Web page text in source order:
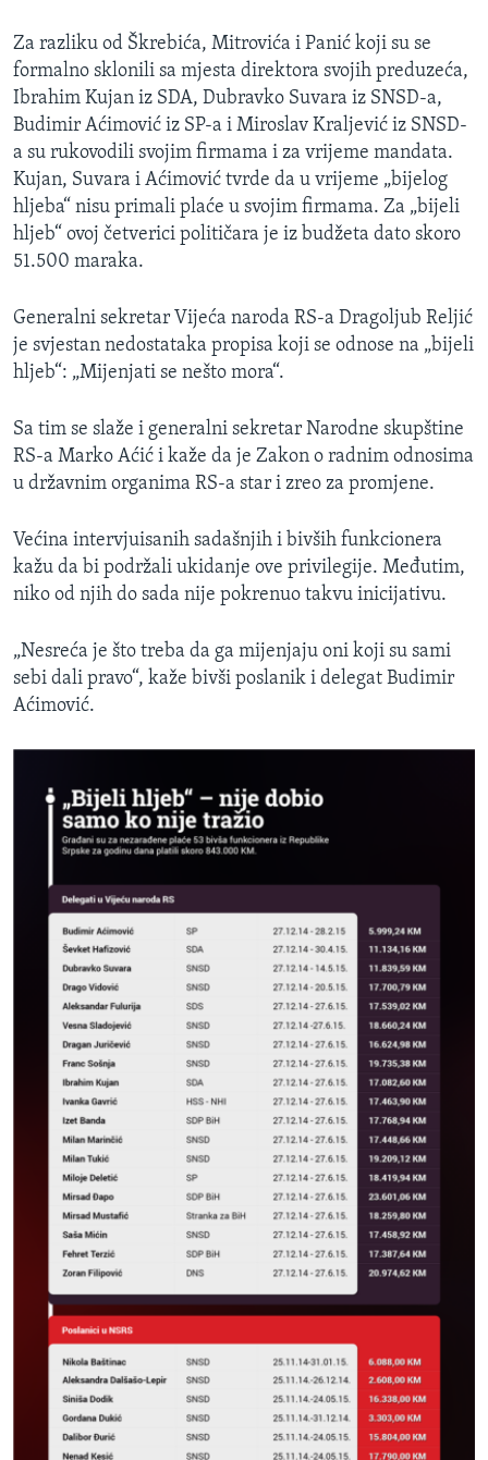
Za razliku od Škrebića, Mitrovića i Panić koji su se
formalno sklonili sa mjesta direktora svojih preduzeća,
Ibrahim Kujan iz SDA, Dubravko Suvara iz SNSD-a,
Budimir Aćimović iz SP-a i Miroslav Kraljević iz SNSD-
a su rukovodili svojim firmama i za vrijeme mandata.
Kujan, Suvara i Aćimović tvrde da u vrijeme „bijelog
hljeba“ nisu primali plaće u svojim firmama. Za „bijeli
hljeb“ ovoj četverici političara je iz budžeta dato skoro
51.500 maraka.
Generalni sekretar Vijeća naroda RS-a Dragoljub Reljić
je svjestan nedostataka propisa koji se odnose na „bijeli
hljeb“: „Mijenjati se nešto mora“.
Sa tim se slaže i generalni sekretar Narodne skupštine
RS-a Marko Aćić i kaže da je Zakon o radnim odnosima
u državnim organima RS-a star i zreo za promjene.
Većina intervjuisanih sadašnjih i bivših funkcionera
kažu da bi podržali ukidanje ove privilegije. Međutim,
niko od njih do sada nije pokrenuo takvu inicijativu.
„Nesreća je što treba da ga mijenjaju oni koji su sami
sebi dali pravo“, kaže bivši poslanik i delegat Budimir
Aćimović.